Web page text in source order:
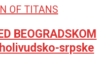
BEOGRADSKOM
srpske